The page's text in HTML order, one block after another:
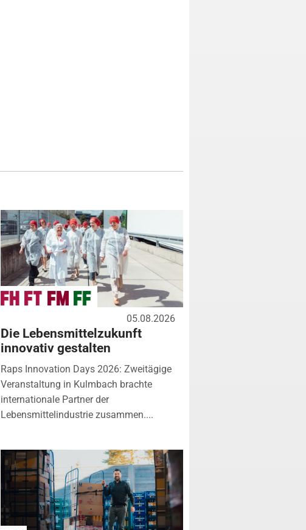
05.08.2026
Die Lebensmittelzukunft
innovativ gestalten
Raps Innovation Days 2026: Zweitägige
Veranstaltung in Kulmbach brachte
internationale Partner der
Lebensmittelindustrie zusammen....